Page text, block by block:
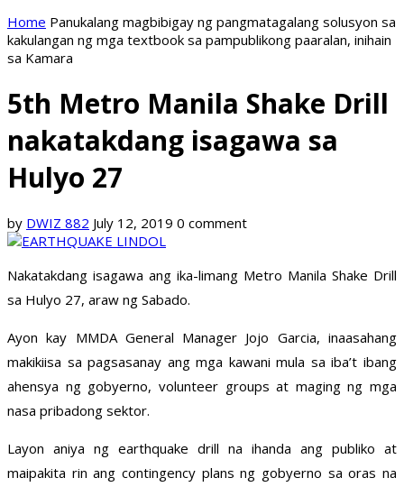
Home Panukalang magbibigay ng pangmatagalang solusyon sa
kakulangan ng mga textbook sa pampublikong paaralan, inihain
sa Kamara
5th Metro Manila Shake Drill
nakatakdang isagawa sa
Hulyo 27
by DWIZ 882 July 12, 2019 0 comment
Nakatakdang isagawa ang ika-limang Metro Manila Shake Drill
sa Hulyo 27, araw ng Sabado.
Ayon kay MMDA General Manager Jojo Garcia, inaasahang
makikiisa sa pagsasanay ang mga kawani mula sa iba’t ibang
ahensya ng gobyerno, volunteer groups at maging ng mga
nasa pribadong sektor.
Layon aniya ng earthquake drill na ihanda ang publiko at
maipakita rin ang contingency plans ng gobyerno sa oras na